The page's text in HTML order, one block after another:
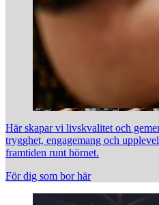
Här skapar vi livskvalitet och
trygghet, engagemang och
framtiden runt hörnet.
För dig som bor här